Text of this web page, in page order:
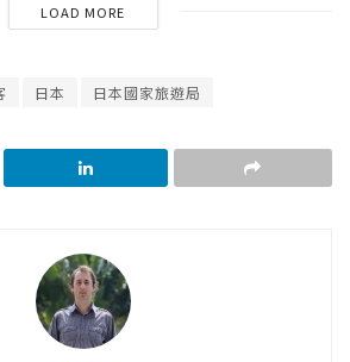
LOAD MORE
日本 日本國家旅遊局